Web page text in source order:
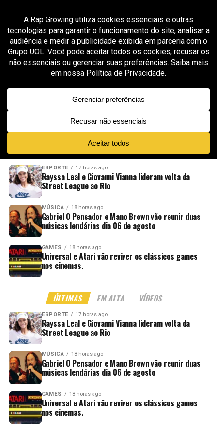
All posts tagged "mtv raps"
ENTRETENIMENTO 12 meses ago
Yo! MTV Raps Brasil: quando a TV abriu as
portas para a cultura de rua
NOVIDADES EM ALTA VÍDEOS
ESPORTE 17 horas ago
Rayssa Leal e Giovanni Vianna lideram volta da
Street League ao Rio
MÚSICA 18 horas ago
Gabriel O Pensador e Mano Brown vão reunir duas
músicas lendárias dia 06 de agosto
GAMES 18 horas ago
Universal e Atari vão reviver os clássicos games
nos cinemas.
ÚLTIMAS EM ALTA VÍDEOS
ESPORTE 17 horas ago
Rayssa Leal e Giovanni Vianna lideram volta da
Street League ao Rio
MÚSICA 18 horas ago
Gabriel O Pensador e Mano Brown vão reunir duas
músicas lendárias dia 06 de agosto
GAMES 18 horas ago
Universal e Atari vão reviver os clássicos games
nos cinemas.